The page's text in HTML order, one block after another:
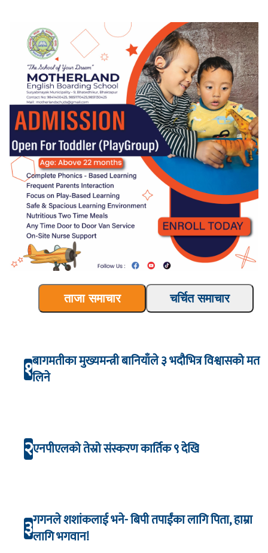
ताजा समाचार चर्चित समाचार
१बागमतीका मुख्यमन्त्री बानियाँले ३ भदौभित्र विश्वासको मत
लिने
२एनपीएलको तेस्रो संस्करण कार्तिक ९ देखि
३गगनले शशांकलाई भने- बिपी तपाईंका लागि पिता, हाम्रा
लागि भगवान!